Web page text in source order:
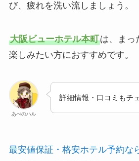
び、疲れを洗い流しましょう。
大阪ビューホテル本町は、まっ
楽しみたい方におすすめです。
あべのハル
詳細情報・口コミもチ
最安値保証・格安ホテル予約な